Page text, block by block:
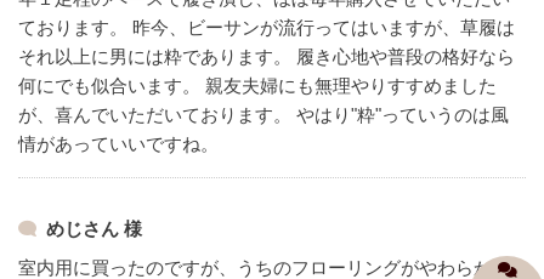
ております。
昨今、ビーサンが流行ってはいますが、草履は
それ以上に男には粋であります。
履き心地や普段の格好なら
何にでも似合います。
親友夫婦にも無理やりすすめました
が、喜んでいただいております。
やはり"粋"っていうのは風
情があっていいですね。
めじさん 様
室内用に買ったのですが、うちのフローリングがやわらかい